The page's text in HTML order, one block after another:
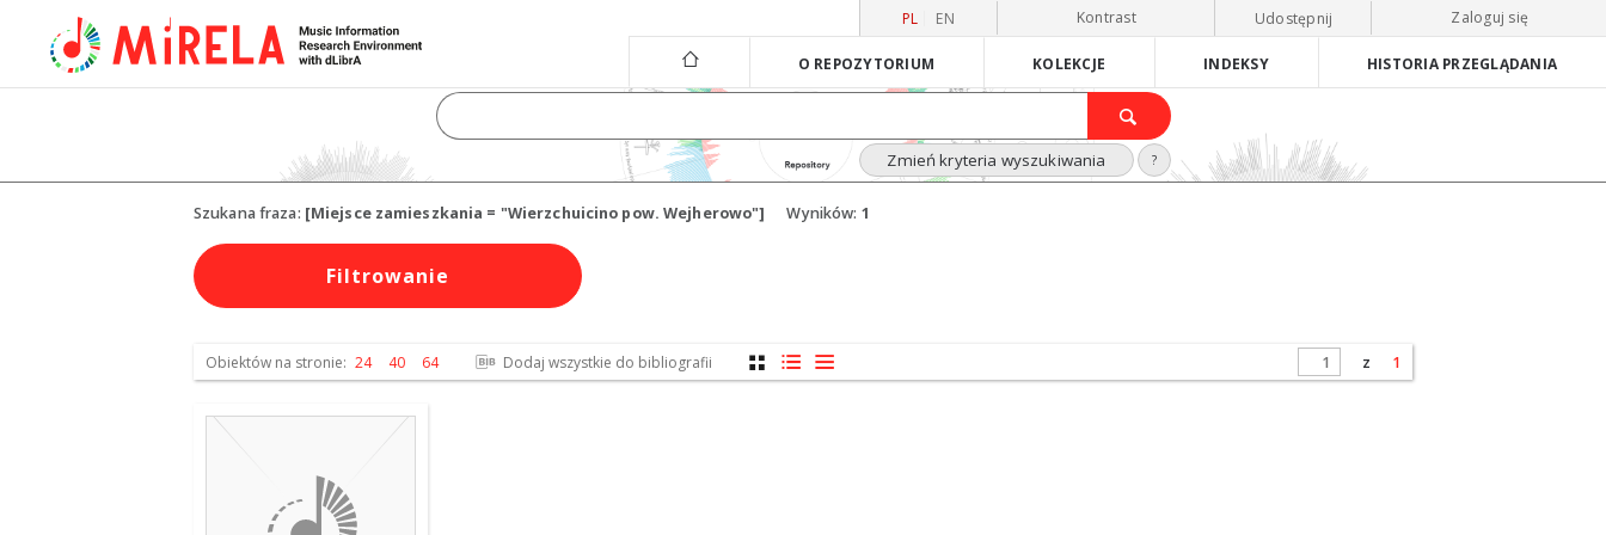
PL EN Kontrast Udostępnij Zaloguj się
O REPOZYTORIUM KOLEKCJE INDEKSY HISTORIA PRZEGLĄDANIA
Zmień kryteria wyszukiwania ?
Szukana fraza: [Miejsce zamieszkania = "Wierzchuicino pow. Wejherowo"] Wyników: 1
Filtrowanie
Obiektów na stronie: 24 40 64 Dodaj wszystkie do bibliografii z 1